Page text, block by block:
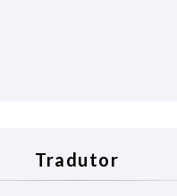
Tradutor